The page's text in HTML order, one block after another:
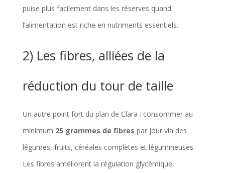
puise plus facilement dans les réserves quand
l’alimentation est riche en nutriments essentiels.
2) Les fibres, alliées de la
réduction du tour de taille
Un autre point fort du plan de Clara : consommer au
minimum 25 grammes de fibres par jour via des
légumes, fruits, céréales complètes et légumineuses.
Les fibres améliorent la régulation glycémique,